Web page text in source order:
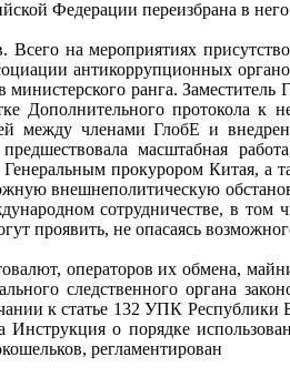
Федерации переизбрана в
Всего на мероприятиях
антикоррупционных
ранга. Заместитель
Дополнительного протокола
между членами ГлобЕ и
предшествовала масштабная
Генеральным прокурором Китая, а
внешнеполитическую
сотрудничестве, в том
проявить, не опасаясь
операторов их обмена,
следственного органа
к статье 132 УПК Республики
Инструкция о порядке
регламентирован